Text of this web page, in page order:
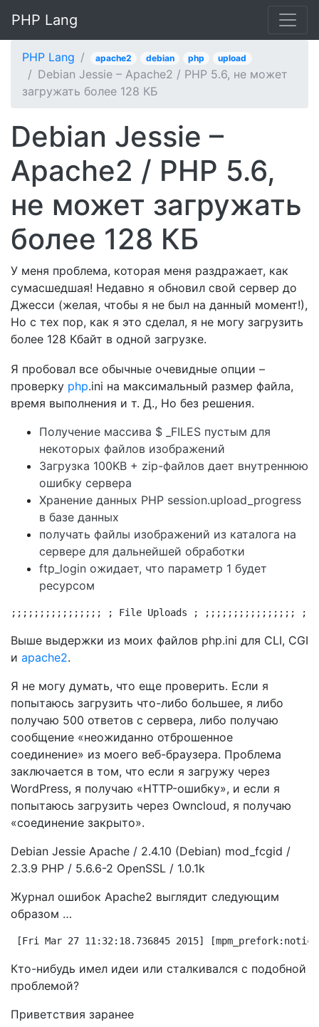
PHP Lang
PHP Lang apache2 debian php upload
Debian Jessie – Apache2 / PHP 5.6, не может
загружать более 128 КБ
Debian Jessie –
Apache2 / PHP 5.6,
не может загружать
более 128 КБ
У меня проблема, которая меня раздражает, как
сумасшедшая! Недавно я обновил свой сервер до
Джесси (желая, чтобы я не был на данный момент!),
Но с тех пор, как я это сделал, я не могу загрузить
более 128 Кбайт в одной загрузке.
Я пробовал все обычные очевидные опции –
проверку php.ini на максимальный размер файла,
время выполнения и т. Д., Но без решения.
Получение массива $ _FILES пустым для
некоторых файлов изображений
Загрузка 100KB + zip-файлов дает внутреннюю
ошибку сервера
Хранение данных PHP session.upload_progress
в базе данных
получать файлы изображений из каталога на
сервере для дальнейшей обработки
ftp_login ожидает, что параметр 1 будет
ресурсом
;;;;;;;;;;;;;;;; ; File Uploads ; ;;;;;;;;;;;;;;;; ;
Выше выдержки из моих файлов php.ini для CLI, CGI
и apache2.
Я не могу думать, что еще проверить. Если я
попытаюсь загрузить что-либо большее, я либо
получаю 500 ответов с сервера, либо получаю
сообщение «неожиданно отброшенное
соединение» из моего веб-браузера. Проблема
заключается в том, что если я загружу через
WordPress, я получаю «HTTP-ошибку», и если я
попытаюсь загрузить через Owncloud, я получаю
«соединение закрыто».
Debian Jessie Apache / 2.4.10 (Debian) mod_fcgid /
2.3.9 PHP / 5.6.6-2 OpenSSL / 1.0.1k
Журнал ошибок Apache2 выглядит следующим
образом …
[Fri Mar 27 11:32:18.736845 2015]
Кто-нибудь имел идеи или сталкивался с подобной
проблемой?
Приветствия заранее